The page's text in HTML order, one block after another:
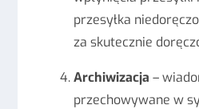
przesyłka
za skutecznie
Archiwizacja –
przechowywane w